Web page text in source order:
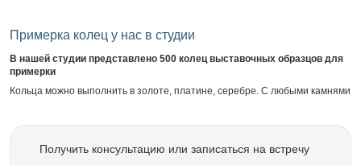
Примерка колец у нас в студии
В нашей студии представлено 500 колец выставочных образцов для
примерки
Кольца можно выполнить в золоте, платине, серебре. С любыми камнями
Получить консультацию или записаться на встречу